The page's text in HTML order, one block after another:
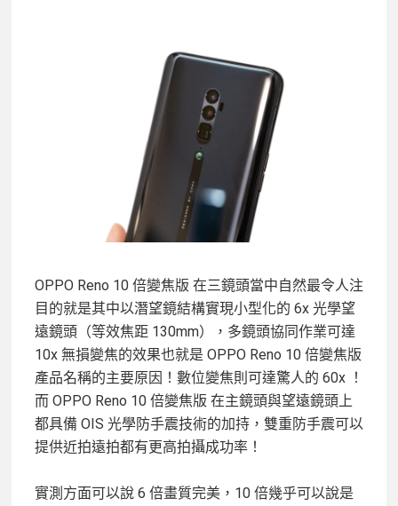
OPPO Reno 10 倍變焦版 在三鏡頭當中自然最令人注
目的就是其中以潛望鏡結構實現小型化的 6x 光學望
遠鏡頭（等效焦距 130mm），多鏡頭協同作業可達
10x 無損變焦的效果也就是 OPPO Reno 10 倍變焦版
產品名稱的主要原因！數位變焦則可達驚人的 60x ！
而 OPPO Reno 10 倍變焦版 在主鏡頭與望遠鏡頭上
都具備 OIS 光學防手震技術的加持，雙重防手震可以
提供近拍遠拍都有更高拍攝成功率！
實測方面可以說 6 倍畫質完美，10 倍幾乎可以說是